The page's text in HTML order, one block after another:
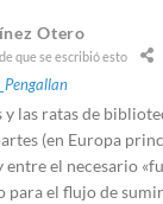
Otero
que se escribió esto
y las ratas de
(en Europa
el necesario
para el flujo de